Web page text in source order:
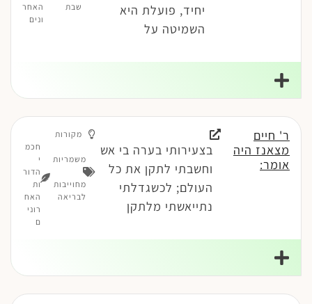
יחיד, פועלת היא
השמיטה על
שבת
האחר
ונים
ר' חיים
מצאנז היה
אומר:
בצעירותי בערה בי אש
וחשבתי לתקן את כל
העולם; לכשגדלתי
נתייאשתי מלתקן
מקורות
משמריות
-
מחוייבות
לבריאה
חכמ
י
הדור
ות
האח
רוני
ם